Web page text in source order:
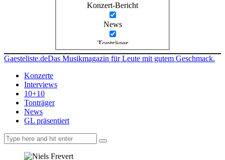
Konzert-Bericht
News
Tonträger
Gaesteliste.deDas Musikmagazin für Leute mit gutem Geschmack.
Konzerte
Interviews
10+10
Tonträger
News
GL präsentiert